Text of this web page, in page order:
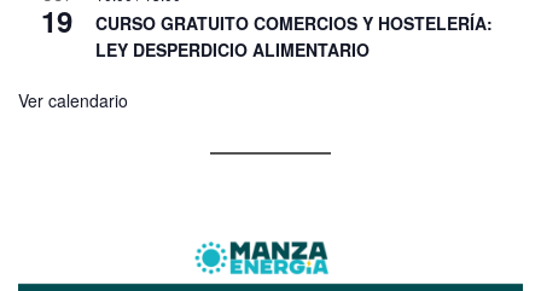
19
CURSO GRATUITO COMERCIOS Y HOSTELERÍA:
LEY DESPERDICIO ALIMENTARIO
Ver calendario